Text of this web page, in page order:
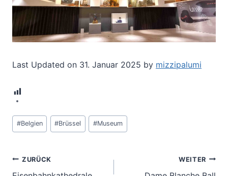
Last Updated on 31. Januar 2025 by mizzipalumi
Schlagworte:
#Belgien #Brüssel #Museum
Beitragsnavigation
ZURÜCK WEITER